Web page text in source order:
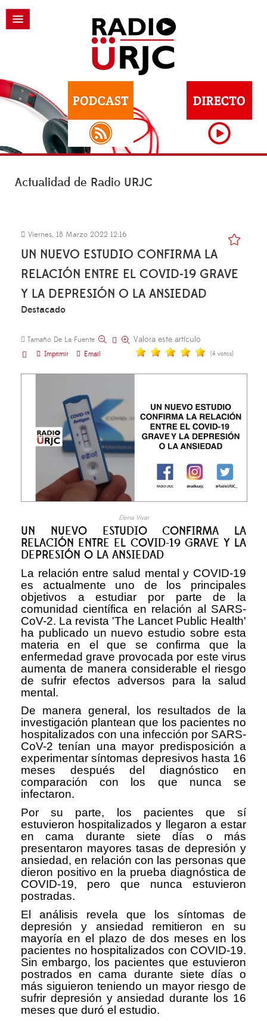
Actualidad de Radio URJC
Viernes, 18 Marzo 2022 12:16
UN NUEVO ESTUDIO CONFIRMA LA
RELACIÓN ENTRE EL COVID-19 GRAVE
Y LA DEPRESIÓN O LA ANSIEDAD
Destacado
Tamaño De La Fuente
Imprimir
Email
Valora este artículo
(4 votos)
Elena Vivar
UN NUEVO ESTUDIO CONFIRMA LA
RELACIÓN ENTRE EL COVID-19 GRAVE Y LA
DEPRESIÓN O LA ANSIEDAD
La relación entre salud mental y COVID-19
es actualmente uno de los principales
objetivos a estudiar por parte de la
comunidad científica en relación al SARS-
CoV-2. La revista 'The Lancet Public Health'
ha publicado un nuevo estudio sobre esta
materia en el que se confirma que la
enfermedad grave provocada por este virus
aumenta de manera considerable el riesgo
de sufrir efectos adversos para la salud
mental.
De manera general, los resultados de la
investigación plantean que los pacientes no
hospitalizados con una infección por SARS-
CoV-2 tenían una mayor predisposición a
experimentar síntomas depresivos hasta 16
meses después del diagnóstico en
comparación con los que nunca se
infectaron.
Por su parte, los pacientes que sí
estuvieron hospitalizados y llegaron a estar
en cama durante siete días o más
presentaron mayores tasas de depresión y
ansiedad, en relación con las personas que
dieron positivo en la prueba diagnóstica de
COVID-19, pero que nunca estuvieron
postradas.
El análisis revela que los síntomas de
depresión y ansiedad remitieron en su
mayoría en el plazo de dos meses en los
pacientes no hospitalizados con COVID-19.
Sin embargo, los pacientes que estuvieron
postrados en cama durante siete días o
más siguieron teniendo un mayor riesgo de
sufrir depresión y ansiedad durante los 16
meses que duró el estudio.